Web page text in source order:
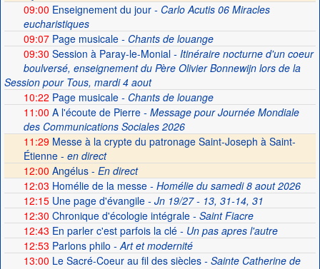
09:00 Enseignement du jour- Carlo Acutis 06 Miracles
eucharistiques
09:07Page musicale- Chants de louange
09:30 Session à Paray-le-Monial- Itinéraire nocturne d'un coeur
boulversé, enseignement du Père Olivier Bonnewijn lors de la
Session pour Tous, mardi 4 aout
10:22 Page musicale- Chants de louange
11:00 A l'écoute de Pierre- Message pour Journée Mondiale
des Communications Sociales 2026
11:29 Messe à la crypte du patronage Saint-Joseph à Saint-
Étienne - en direct
12:00 Angélus - En direct
12:03 Homélie de la messe- Homélie du samedi 8 aout 2026
12:15Une page d'évangile- Jn 19/27 - 13, 31-14, 31
12:30 Chronique d'écologie intégrale- Saint Fiacre
12:43 En parler c'est parfois la clé- Un pas apres l'autre
12:53 Parlons philo - Art et modernité
13:00 Le Sacré-Coeur au fil des siècles- Sainte Catherine de